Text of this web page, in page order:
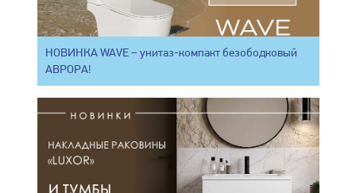
НОВИНКА WAVE – унитаз-компакт безободковый
АВРОРА!